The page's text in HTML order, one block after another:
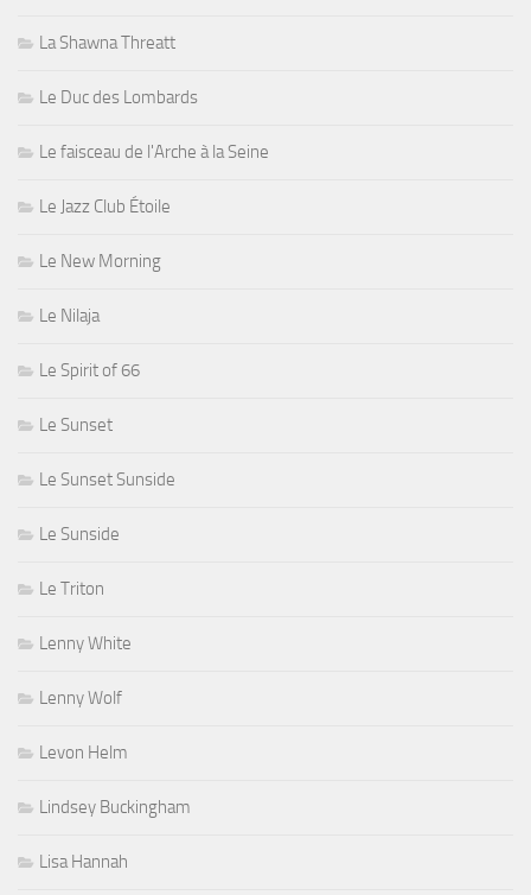
La Shawna Threatt
Le Duc des Lombards
Le faisceau de l'Arche à la Seine
Le Jazz Club Étoile
Le New Morning
Le Nilaja
Le Spirit of 66
Le Sunset
Le Sunset Sunside
Le Sunside
Le Triton
Lenny White
Lenny Wolf
Levon Helm
Lindsey Buckingham
Lisa Hannah